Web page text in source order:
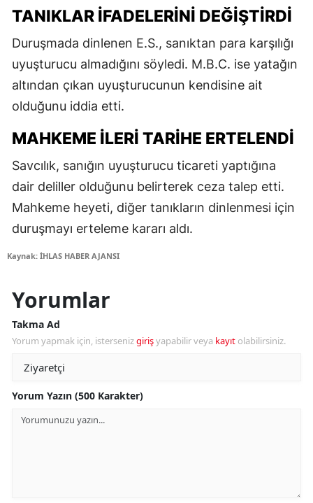
TANIKLAR İFADELERINI DEĞIŞTIRDI
Duruşmada dinlenen E.S., sanıktan para karşılığı
uyuşturucu almadığını söyledi. M.B.C. ise yatağın
altından çıkan uyuşturucunun kendisine ait
olduğunu iddia etti.
MAHKEME İLERI TARIHE ERTELENDI
Savcılık, sanığın uyuşturucu ticareti yaptığına
dair deliller olduğunu belirterek ceza talep etti.
Mahkeme heyeti, diğer tanıkların dinlenmesi için
duruşmayı erteleme kararı aldı.
Kaynak: İHLAS HABER AJANSI
Yorumlar
Takma Ad
Yorum yapmak için, istersenizgirişyapabilir veya kayıt olabilirsiniz.
Yorum Yazın (500 Karakter)